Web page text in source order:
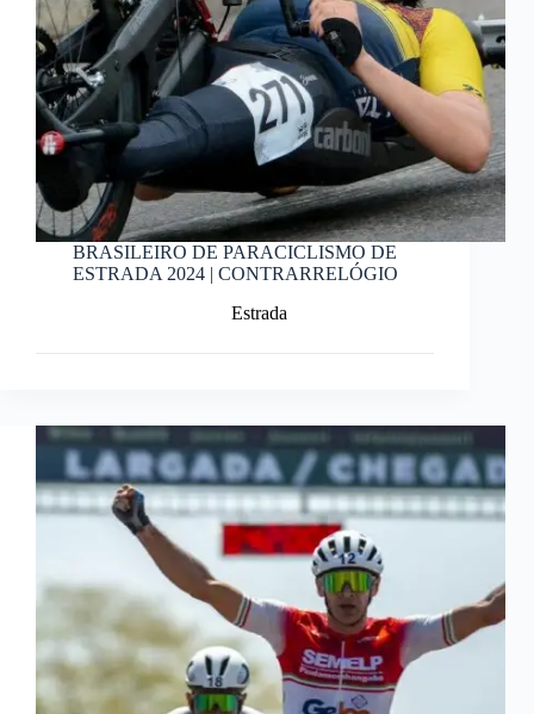
BRASILEIRO DE PARACICLISMO DE
ESTRADA 2024 | CONTRARRELÓGIO
Estrada